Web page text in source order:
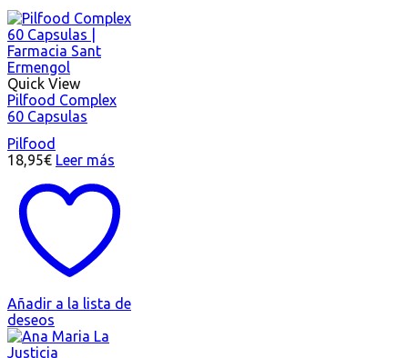
Quick View
Pilfood Complex
60 Capsulas
Pilfood
18,95€ Leer más
Añadir a la lista de
deseos